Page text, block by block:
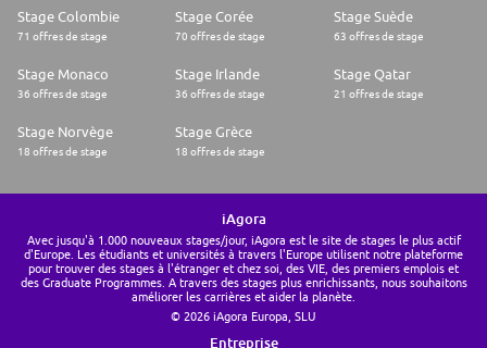
Stage Colombie
71 offres de stage
Stage Corée
70 offres de stage
Stage Suède
63 offres de stage
Stage Monaco
36 offres de stage
Stage Irlande
36 offres de stage
Stage Qatar
21 offres de stage
Stage Norvège
18 offres de stage
Stage Grèce
18 offres de stage
iAgora
Avec jusqu'à 1.000 nouveaux stages/jour, iAgora est le site de stages le plus actif
d'Europe. Les étudiants et universités à travers l'Europe utilisent notre plateforme
pour trouver des stages à l'étranger et chez soi, des VIE, des premiers emplois et
des Graduate Programmes. A travers des stages plus enrichissants, nous souhaitons
améliorer les carrières et aider la planète.
© 2026 iAgora Europa, SLU
Entreprise